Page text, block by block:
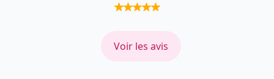
Voir les avis